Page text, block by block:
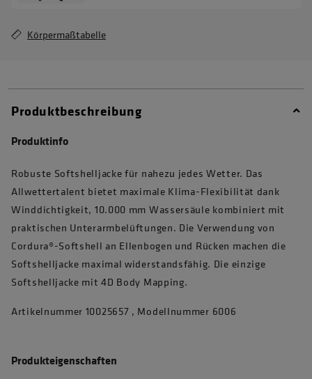
Körpermaßtabelle
Produktbeschreibung
Produktinfo
Robuste Softshelljacke für nahezu jedes Wetter. Das
Allwettertalent bietet maximale Klima-Flexibilität dank
Winddichtigkeit, 10.000 mm Wassersäule kombiniert mit
praktischen Unterarmbelüftungen. Die Verwendung von
Cordura®-Softshell an Ellenbogen und Rücken machen die
Softshelljacke maximal widerstandsfähig. Die einzige
Softshelljacke mit 4D Body Mapping.
Artikelnummer 10025657 , Modellnummer 6006
Produkteigenschaften